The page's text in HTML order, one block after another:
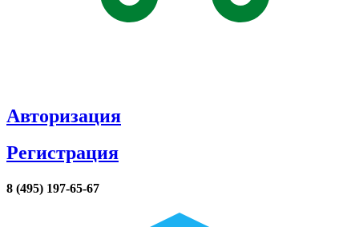
Авторизация
Регистрация
8 (495) 197-65-67